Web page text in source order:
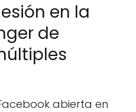
en la
de
abierta en